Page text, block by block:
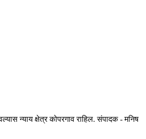
न्याय क्षेत्र कोपरगाव राहिल. संपादक - मनिष